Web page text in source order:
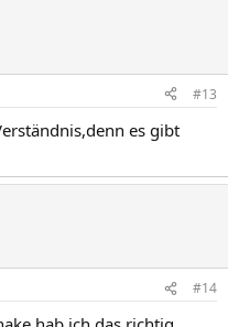
#13
es gibt
#14